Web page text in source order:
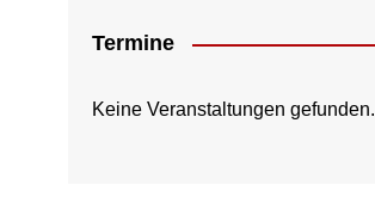
Termine
Keine Veranstaltungen gefunden.